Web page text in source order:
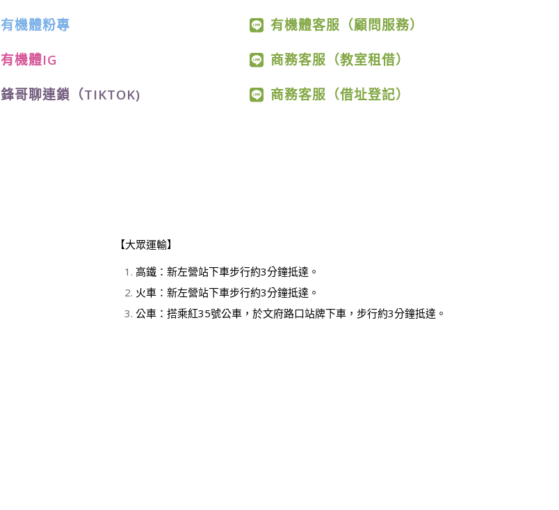
有機體粉專
有機體IG
鋒哥聊連鎖（TIKTOK)
有機體客服（顧問服務）
商務客服（教室租借）
商務客服（借址登記）
【大眾運輸】
高鐵：新左營站下車步行約3分鐘抵達。
火車：新左營站下車步行約3分鐘抵達。
公車：搭乘紅35號公車，於文府路口站牌下車，步行約3分鐘抵達。